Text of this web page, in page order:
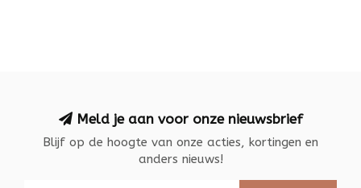
Meld je aan voor onze nieuwsbrief
Blijf op de hoogte van onze acties, kortingen en
anders nieuws!